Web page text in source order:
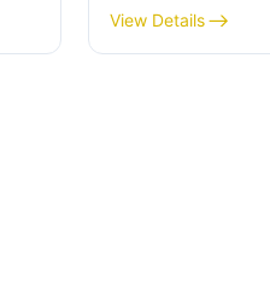
piegādātājs
uzņēmumiem,
View Details